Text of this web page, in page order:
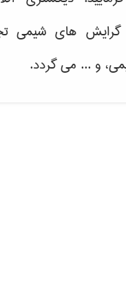
های شیمی
و ... می گردد.